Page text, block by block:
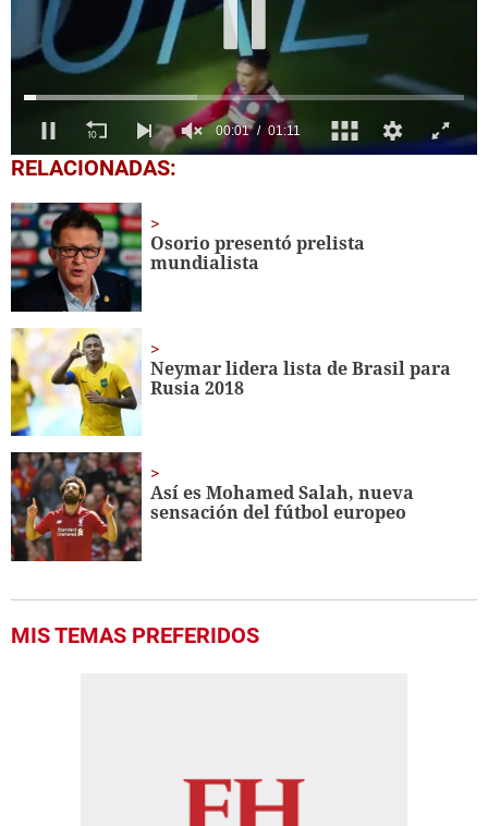
0
seconds
1
minute,
11
seconds
RELACIONADAS:
Osorio presentó prelista
mundialista
Neymar lidera lista de Brasil para
Rusia 2018
Así es Mohamed Salah, nueva
sensación del fútbol europeo
MIS TEMAS PREFERIDOS